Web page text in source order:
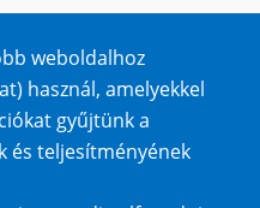
weboldalhoz
használ, amelyekkel
gyűjtünk a
és teljesítményének